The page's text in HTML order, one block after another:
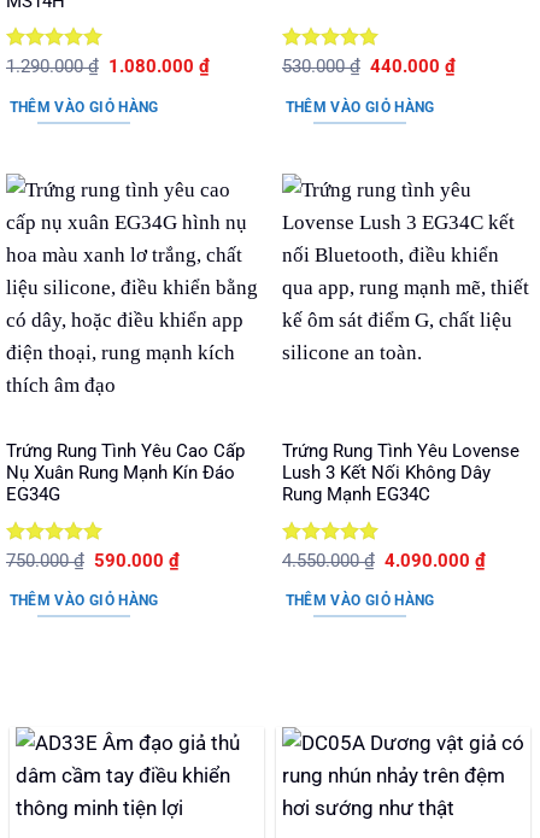
Được xếp
sao
1.290.000₫ Giá
là:
1.290.000 ₫.
1.080.000₫Giá
THÊM VÀO GIỎ HÀNG
Được xếp
sao
530.000₫ Giá
là:
530.000 ₫.
440.000₫Giá
THÊM VÀO GIỎ HÀNG
Trứng Rung Tình Yêu Cao Cấp
Nụ Xuân Rung Mạnh Kín Đáo
EG34G
Được xếp
sao
750.000₫ Giá
là:
750.000 ₫.
590.000₫Giá
THÊM VÀO GIỎ HÀNG
Trứng Rung Tình Yêu Lovense
Lush 3 Kết Nối Không Dây
Rung Mạnh EG34C
Được xếp
sao
4.550.000₫ Giá
là:
4.550.000 ₫.
4.090.000₫Giá
THÊM VÀO GIỎ HÀNG